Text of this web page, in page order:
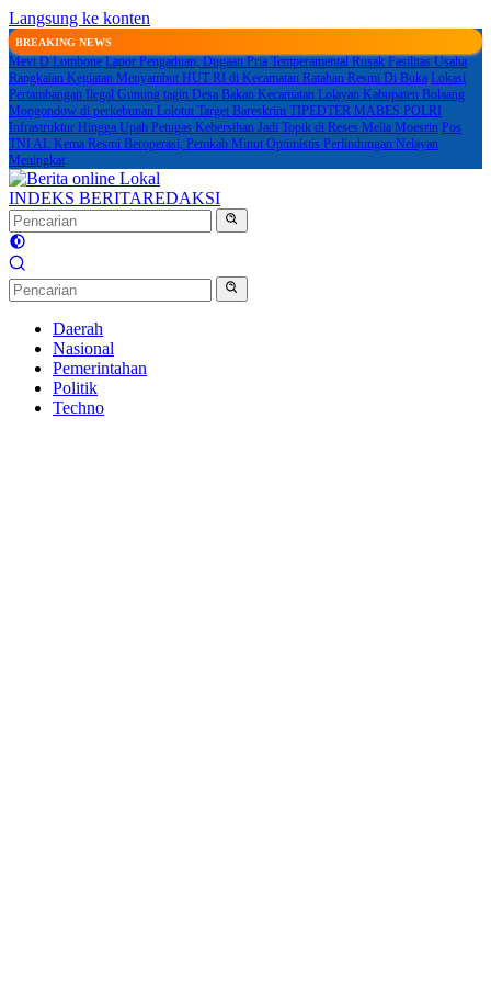
Langsung ke konten
BREAKING NEWS
Mevi D Lombone Lapor Pengaduan, Dugaan Pria Temperamental Rusak Fasilitas Usaha
Rangkaian Kegiatan Menyambut HUT RI di Kecamatan Ratahan Resmi Di Buka Lokasi
Pertambangan Ilegal Gunung tagin Desa Bakan Kecamatan Lolayan Kabupaten Bolaang
Mongondow di perkebunan Lolotut Target Bareskrim TIPEDTER MABES POLRI
Infrastruktur Hingga Upah Petugas Kebersihan Jadi Topik di Reses Melia Moesrin Pos
TNI AL Kema Resmi Beroperasi, Pemkab Minut Optimistis Perlindungan Nelayan
Meningkat
INDEKS BERITAREDAKSI
Daerah
Nasional
Pemerintahan
Politik
Techno